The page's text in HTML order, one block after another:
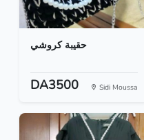
حقيبة كروشي
DA3500 Sidi Moussa